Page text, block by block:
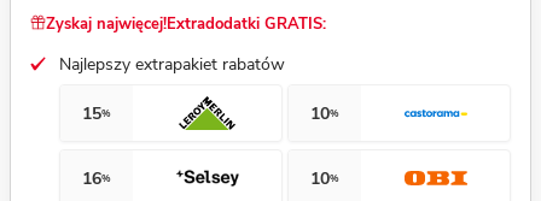
Zyskaj najwięcej!Extradodatki GRATIS:
Najlepszy extrapakiet rabatów
15% 10%
16% 10%